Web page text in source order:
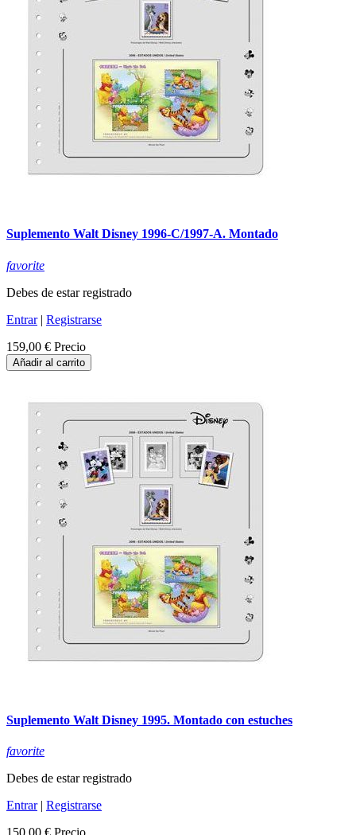
Suplemento Walt Disney 1996-C/1997-A. Montado
favorite
Debes de estar registrado
Entrar| Registrarse
159,00 € Precio
Añadir al carrito
Suplemento Walt Disney 1995. Montado con estuches
favorite
Debes de estar registrado
Entrar| Registrarse
150,00 € Precio